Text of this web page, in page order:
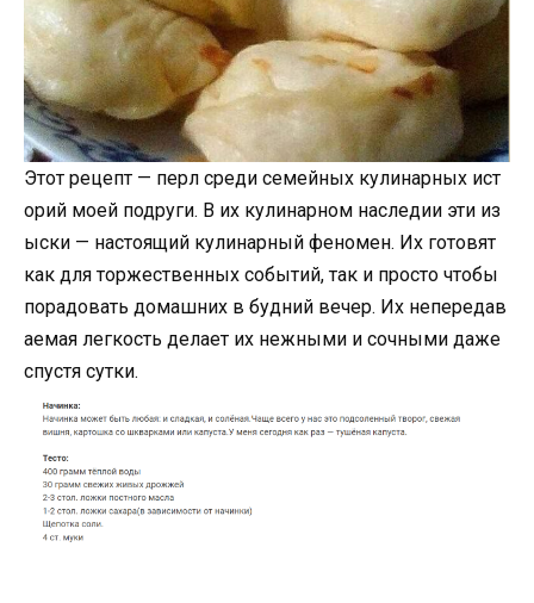
Этот рецепт — перл среди семейных кулинарных ист
орий моей подруги. В их кулинарном наследии эти из
ыски — настоящий кулинарный феномен. Их готовят
как для торжественных событий, так и просто чтобы
порадовать домашних в будний вечер. Их непередав
аемая легкость делает их нежными и сочными даже
спустя сутки.